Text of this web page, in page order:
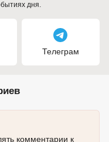
дня.
Телеграм
комментарии к